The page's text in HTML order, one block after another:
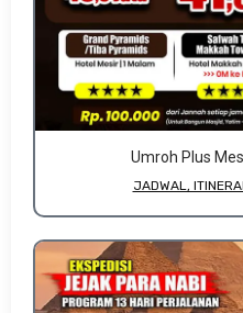
Umroh Plus
JADWAL,